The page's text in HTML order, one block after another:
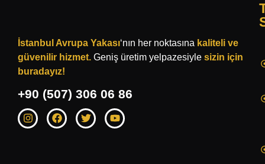
İstanbul Avrupa Yakası‘nın her noktasına kaliteli ve
güvenilir hizmet. Geniş üretim yelpazesiyle sizin için
buradayız!
‭+90 (507) 306 06 86‬